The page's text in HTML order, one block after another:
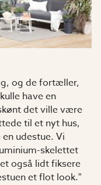
og de fortæller,
have en
det ville være
til et nyt hus,
udestue. Vi
skelettet
også lidt fiksere
et flot look."